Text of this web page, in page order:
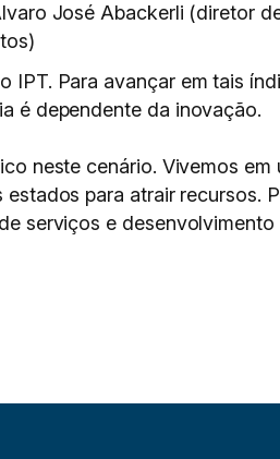
José Abackerli (diretor
IPT. Para avançar em tais
é dependente da inovação.
neste cenário. Vivemos
para atrair recursos.
serviços e desenvolvimento